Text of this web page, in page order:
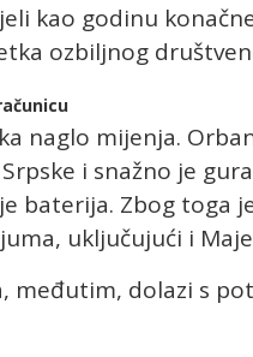
kao godinu
ozbiljnog
naglo mijenja.
i snažno je
baterija. Zbog toga
uključujući i
međutim, dolazi s